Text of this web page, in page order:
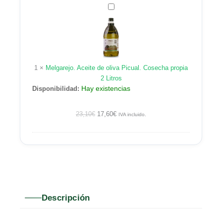
Melgarejo.
Aceite
de
oliva
Picual.
Cosecha
propia
2
Litros
1 × Melgarejo. Aceite de oliva Picual. Cosecha propia
2 Litros
Disponibilidad: Hay existencias
23,10€ 17,60€ IVA incluido.
Descripción